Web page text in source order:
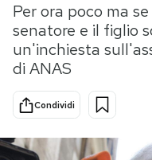
Tecnologia
Internet
Scienza
Cultura
Economia
Per ora poco ma
senatore e il figlio
un'inchiesta
di ANAS
Condividi